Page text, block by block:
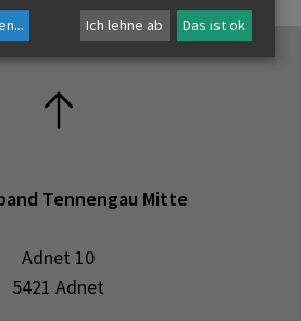
Tennengau Mitte
Adnet 10
5421 Adnet
... Ich lehne ab Das ist ok